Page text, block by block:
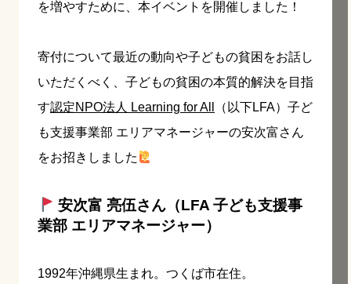
を増やすために、本イベントを開催しました！
寄付について最近の動向や子どもの貧困をお話し
いただくべく、子どもの貧困の本質的解決を目指
す認定NPO法人 Learning for All
（以下LFA）子ど
も支援事業部 エリアマネージャーの安次富さん
をお招きしました
安次富 亮伍さん（LFA 子ども支援事
業部 エリアマネージャー）
1992年沖縄県生まれ。つくば市在住。